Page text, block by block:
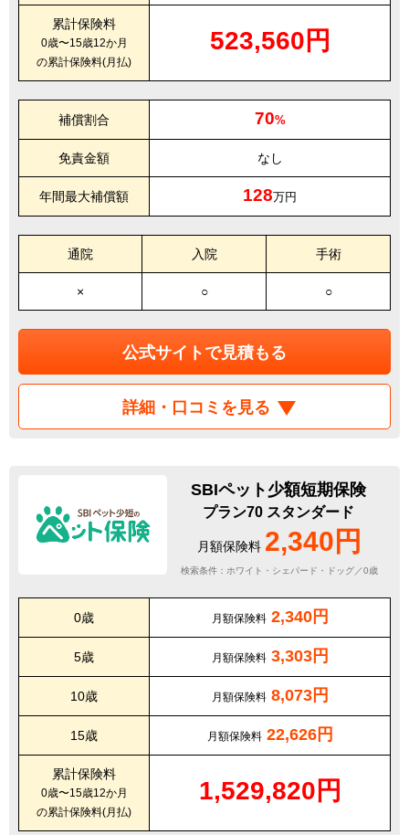
累計保険料
0歳〜15歳12か月
の累計保険料(月払)
523,560円
補償割合 70%
免責金額 なし
年間最大補償額 128万円
通院 入院 手術
× ○ ○
公式サイトで見積もる
詳細・口コミを見る
SBIペット少額短期保険
プラン70 スタンダード
月額保険料 2,340円
検索条件：ホワイト・シェパード・ドッグ／0歳
0歳 月額保険料 2,340円
5歳 月額保険料 3,303円
10歳 月額保険料 8,073円
15歳 月額保険料 22,626円
累計保険料
0歳〜15歳12か月
の累計保険料(月払)
1,529,820円